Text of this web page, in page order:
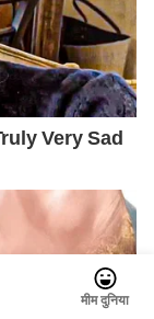
मीम दुनिया